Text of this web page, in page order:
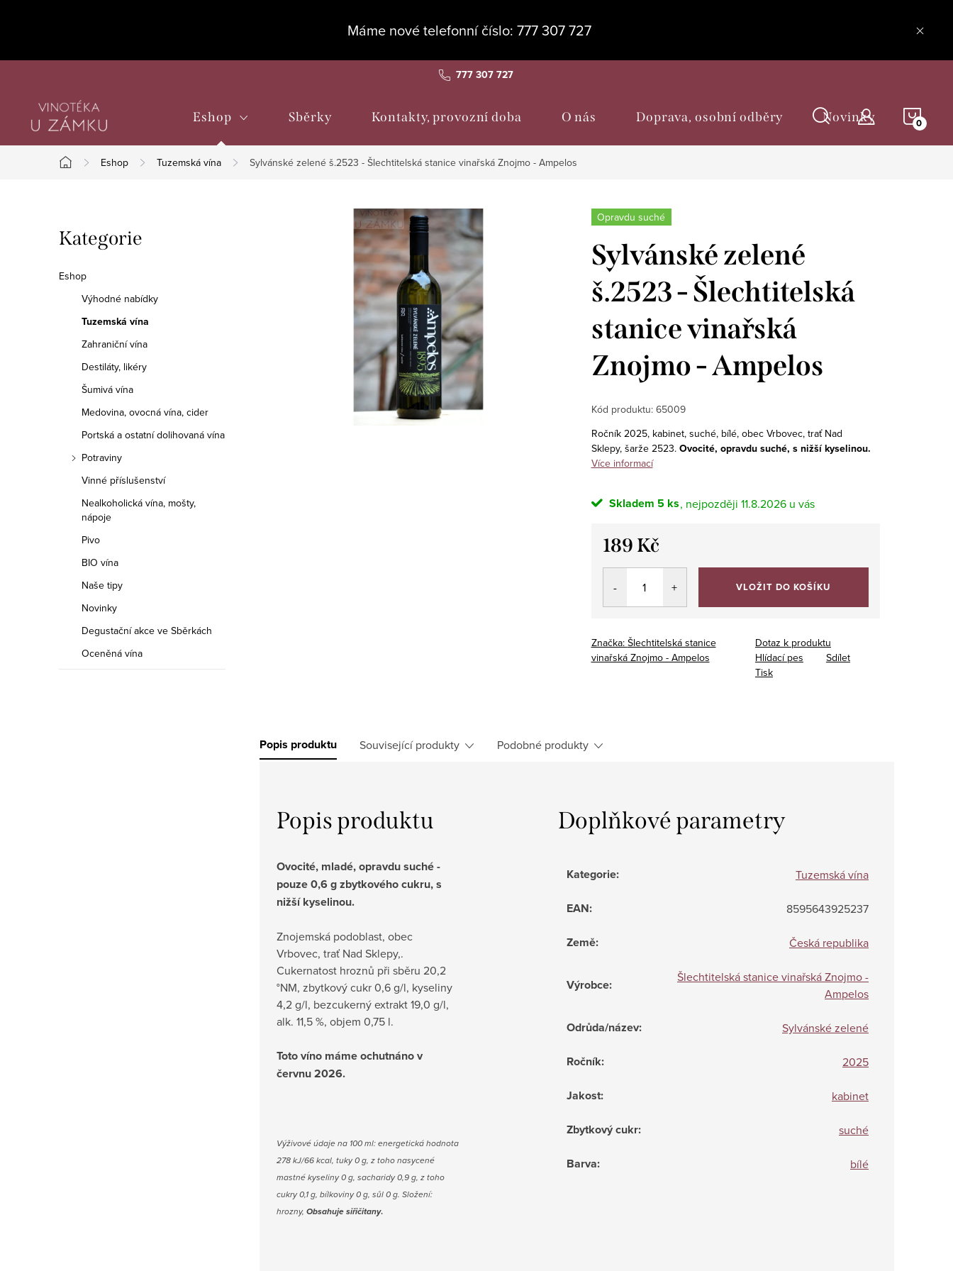
Máme nové telefonní číslo: 777 307 727
777 307 727
Eshop Sběrky Kontakty, provozní doba O nás Doprava, osobní odběry Novinky
Domů
Eshop Tuzemská vína Sylvánské zelené š.2523 - Šlechtitelská stanice vinařská Znojmo - Ampelos
o
s
Přeskočit
kategorie
Kategorie
Eshop
Výhodné nabídky
Tuzemská vína
Zahraniční vína
Destiláty, likéry
Šumivá vína
Medovina, ovocná vína, cider
Portská a ostatní dolihovaná vína
Potraviny
Vinné příslušenství
Nealkoholická vína, mošty,
nápoje
Pivo
BIO vína
Naše tipy
Novinky
Degustační akce ve Sběrkách
Oceněná vína
Opravdu suché
Sylvánské zelené
š.2523 - Šlechtitelská
stanice vinařská
Znojmo - Ampelos
Kód produktu: 65009
Ročník 2025, kabinet, suché, bílé, obec Vrbovec, trať Nad
Sklepy, šarže 2523. Ovocité, opravdu suché, s nižší kyselinou.
Více informací
Skladem 5 ks 11.8.2026
189 Kč
Měrná
VLOŽIT DO KOŠÍKU
Značka: Šlechtitelská stanice
vinařská Znojmo - Ampelos
Tisk
Dotaz k produktu
Hlídací pes
Sdílet
Popis produktu Související produkty Podobné produkty
Popis produktu
Ovocité, mladé, opravdu suché -
pouze 0,6 g zbytkového cukru, s
nižší kyselinou.
Znojemská podoblast, obec
Vrbovec, trať Nad Sklepy,.
Cukernatost hroznů při sběru 20,2
°NM, zbytkový cukr 0,6 g/l, kyseliny
4,2 g/l, bezcukerný extrakt 19,0 g/l,
alk. 11,5 %, objem 0,75 l.
Toto víno máme ochutnáno v
červnu 2026.
Výživové údaje na 100 ml: energetická hodnota
278 kJ/66 kcal, tuky 0 g, z toho nasycené
mastné kyseliny 0 g, sacharidy 0,9 g, z toho
cukry 0,1 g, bílkoviny 0 g, sůl 0 g. Složení:
hrozny, Obsahuje siřičitany.
Doplňkové parametry
Kategorie: Tuzemská vína
EAN: 8595643925237
Země: Česká republika
Výrobce:
Šlechtitelská stanice vinařská Znojmo -
Ampelos
Odrůda/název: Sylvánské zelené
Ročník: 2025
Jakost: kabinet
Zbytkový cukr: suché
Barva: bílé